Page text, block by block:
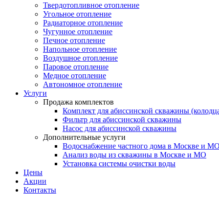
Твердотопливное отопление
Угольное отопление
Радиаторное отопление
Чугунное отопление
Печное отопление
Напольное отопление
Воздушное отопление
Паровое отопление
Медное отопление
Автономное отопление
Услуги
Продажа комплектов
Комплект для абиссинской скважины
Фильтр для абиссинской скважины
Насос для абиссинской скважины
Дополнительные услуги
Водоснабжение частного дома в Москве и
Анализ воды из скважины в Москве и МО
Установка системы очистки воды
Цены
Акции
Контакты